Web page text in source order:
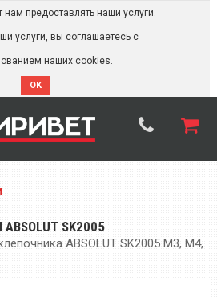
предоставлять наши услуги.
услуги, вы соглашаетесь с
наших cookies.
OK
SK2005
ABSOLUT SK2005 M3, M4,